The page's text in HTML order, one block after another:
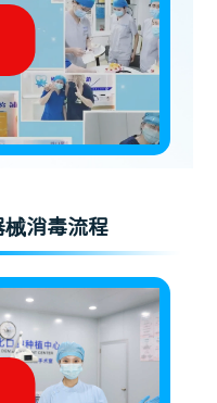
消毒流程